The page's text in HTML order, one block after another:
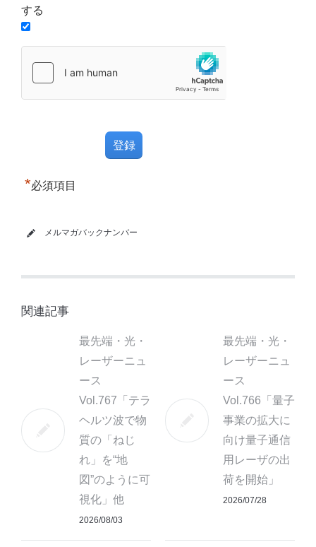
する
*必須項目
メルマガバックナンバー
関連記事
最先端・光・
レーザーニュ
ース
Vol.767「テラ
ヘルツ波で物
質の「ねじ
れ」を“地
図”のように可
視化」他
2026/08/03
最先端・光・
レーザーニュ
ース
Vol.766「量子
事業の拡大に
向け量子通信
用レーザの出
荷を開始」
2026/07/28